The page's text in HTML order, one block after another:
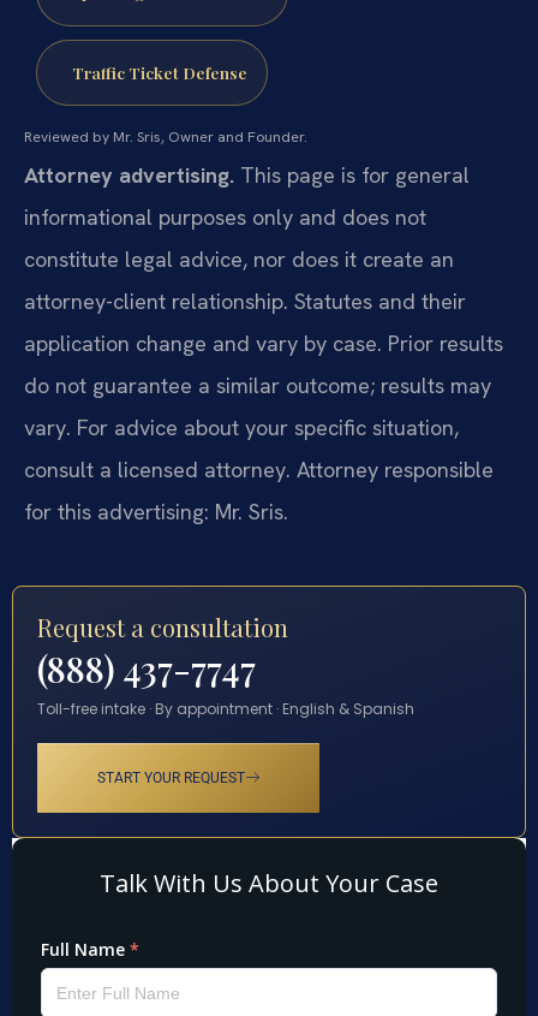
Traffic Ticket Defense
Reviewed by Mr. Sris, Owner and Founder.
Attorney advertising. This page is for general
informational purposes only and does not
constitute legal advice, nor does it create an
attorney-client relationship. Statutes and their
application change and vary by case. Prior results
do not guarantee a similar outcome; results may
vary. For advice about your specific situation,
consult a licensed attorney. Attorney responsible
for this advertising: Mr. Sris.
Request a consultation
(888) 437-7747
Toll-free intake · By appointment · English & Spanish
START YOUR REQUEST